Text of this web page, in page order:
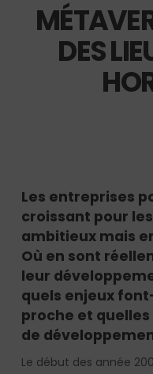
DES
Les entreprises
croissant pour
ambitieux mais
Où en sont
leur
quels enjeux
proche et
de
Le début des année